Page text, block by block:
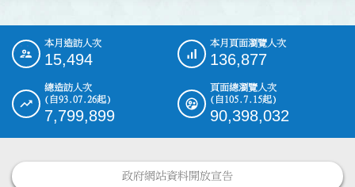
::: 本月造訪人次
15,494
本月頁面瀏覽人次
136,877
總造訪人次
(自93.07.26起)
7,799,899
頁面總瀏覽人次
(自105.7.15起)
90,398,032
政府網站資料開放宣告